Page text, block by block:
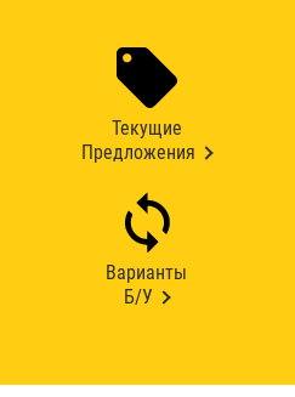
Текущие
Предложения
Варианты
Б/У